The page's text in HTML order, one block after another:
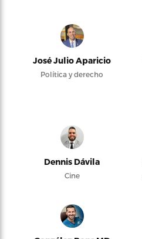
José Julio Aparicio
Política y derecho
Dennis Dávila
Cine